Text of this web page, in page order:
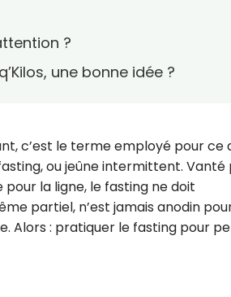
?
une bonne idée ?
c’est le terme employé pour ce
ou jeûne intermittent. Vanté
la ligne, le fasting ne doit
partiel, n’est jamais anodin
Alors : pratiquer le fasting pour